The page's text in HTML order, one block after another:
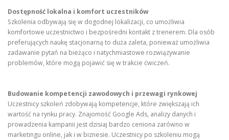
Dostępność lokalna i komfort uczestników
Szkolenia odbywają się w dogodnej lokalizacji, co umożliwia
komfortowe uczestnictwo i bezpośredni kontakt z trenerem. Dla osób
preferujących naukę stacjonarną to duża zaleta, ponieważ umożliwia
zadawanie pytań na bieżąco i natychmiastowe rozwiązywanie
problemów, które mogą pojawić się w trakcie ćwiczeń.
Budowanie kompetencji zawodowych i przewagi rynkowej
Uczestnicy szkoleń zdobywają kompetencje, które zwiększają ich
wartość na rynku pracy. Znajomość Google Ads, analizy danych i
prowadzenia kampanii jest dzisiaj bardzo ceniona zarówno w
marketingu online, jak i w biznesie. Uczestnicy po szkoleniu mogą